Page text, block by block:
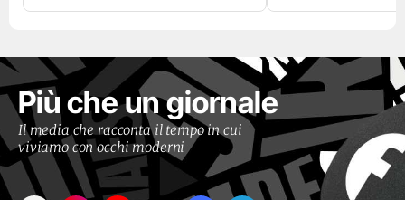
Più che un giornale
Il media che racconta il tempo in cui
viviamo con occhi moderni